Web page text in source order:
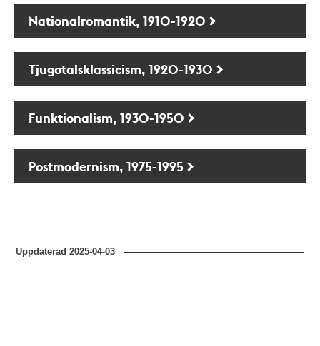
Nationalromantik, 1910-1920
Tjugotalsklassicism, 1920-1930
Funktionalism, 1930-1950
Postmodernism, 1975-1995
Uppdaterad2025-04-03